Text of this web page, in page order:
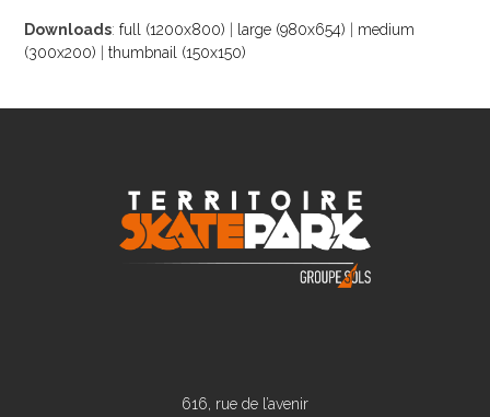
Downloads:full (1200x800) large (980x654)
medium
(300x200) |thumbnail (150x150)
616, rue de l’avenir